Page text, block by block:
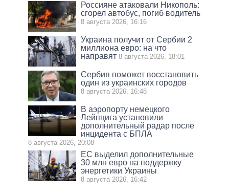
Россияне атаковали Никополь:
сгорел автобус, погиб водитель
8 августа 2026, 16:16
Украина получит от Сербии 2
миллиона евро: на что
направят 8 августа 2026, 18:01
Сербия поможет восстановить
один из украинских городов
8 августа 2026, 16:48
В аэропорту немецкого
Лейпцига установили
дополнительный радар после
инцидента с БПЛА
8 августа 2026, 20:08
ЕС выделил дополнительные
30 млн евро на поддержку
энергетики Украины
8 августа 2026, 16:42